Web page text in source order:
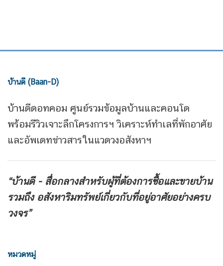
บ้านดี (Baan-D)
บ้านดีดอทคอม ศูนย์รวมข้อมูลบ้านและคอนโด
พร้อมรีวิวเจาะลึกโครงการฯ วิเคราะห์ทำเลที่พักอาศัย
และอัพเดทข่าวสารในแวดวงอสังหาฯ
“บ้านดี - สื่อกลางสำหรับผู้ที่ต้องการซื้อและขายบ้าน
รวมถึง อสังหาริมทรัพย์เกี่ยวกับที่อยู่อาศัยอย่างครบ
วงจร”
หมวดหมู่